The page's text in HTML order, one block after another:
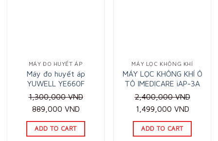
MÁY ĐO HUYẾT ÁP
Máy đo huyết áp
YUWELL YE660F
1,300,000VND
Original
price
was:
889,000 VNDCurrent
price
ADD TO CART
MÁY LỌC KHÔNG KHÍ
MÁY LỌC KHÔNG KHÍ Ô
TÔ IMEDICARE iAP-3A
2,400,000VND
Original
price
was:
1,499,000 VNDCurrent
price
ADD TO CART